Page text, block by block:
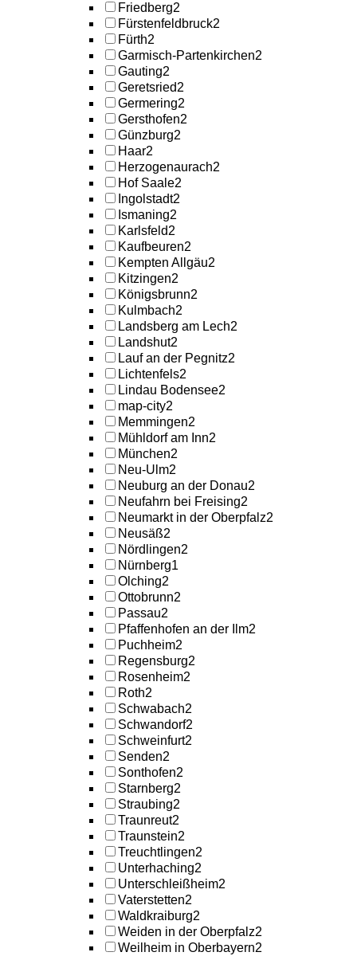
Friedberg2
Fürstenfeldbruck2
Fürth2
Garmisch-Partenkirchen2
Gauting2
Geretsried2
Germering2
Gersthofen2
Günzburg2
Haar2
Herzogenaurach2
Hof Saale2
Ingolstadt2
Ismaning2
Karlsfeld2
Kaufbeuren2
Kempten Allgäu2
Kitzingen2
Königsbrunn2
Kulmbach2
Landsberg am Lech2
Landshut2
Lauf an der Pegnitz2
Lichtenfels2
Lindau Bodensee2
map-city2
Memmingen2
Mühldorf am Inn2
München2
Neu-Ulm2
Neuburg an der Donau2
Neufahrn bei Freising2
Neumarkt in der Oberpfalz2
Neusäß2
Nördlingen2
Nürnberg1
Olching2
Ottobrunn2
Passau2
Pfaffenhofen an der Ilm2
Puchheim2
Regensburg2
Rosenheim2
Roth2
Schwabach2
Schwandorf2
Schweinfurt2
Senden2
Sonthofen2
Starnberg2
Straubing2
Traunreut2
Traunstein2
Treuchtlingen2
Unterhaching2
Unterschleißheim2
Vaterstetten2
Waldkraiburg2
Weiden in der Oberpfalz2
Weilheim in Oberbayern2